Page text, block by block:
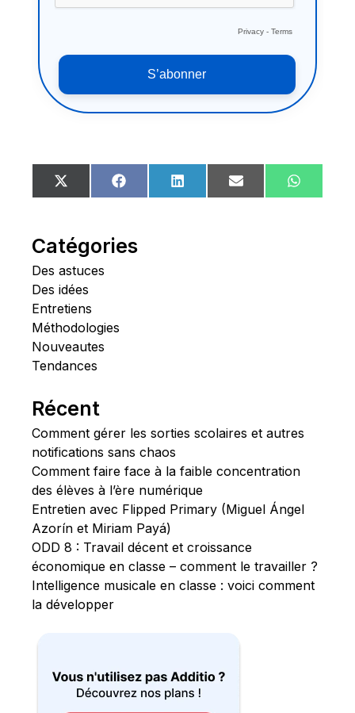
Share
on
X
(Twitter)
Share
on
FacebookShare
on
LinkedIn Share
on
Email
Share
on
Catégories
Des astuces
Des idées
Entretiens
Méthodologies
Nouveautes
Tendances
Récent
Comment gérer les sorties scolaires et autres
notifications sans chaos
Comment faire face à la faible concentration
des élèves à l’ère numérique
Entretien avec Flipped Primary (Miguel Ángel
Azorín et Miriam Payá)
ODD 8 : Travail décent et croissance
économique en classe – comment le travailler ?
Intelligence musicale en classe : voici comment
la développer